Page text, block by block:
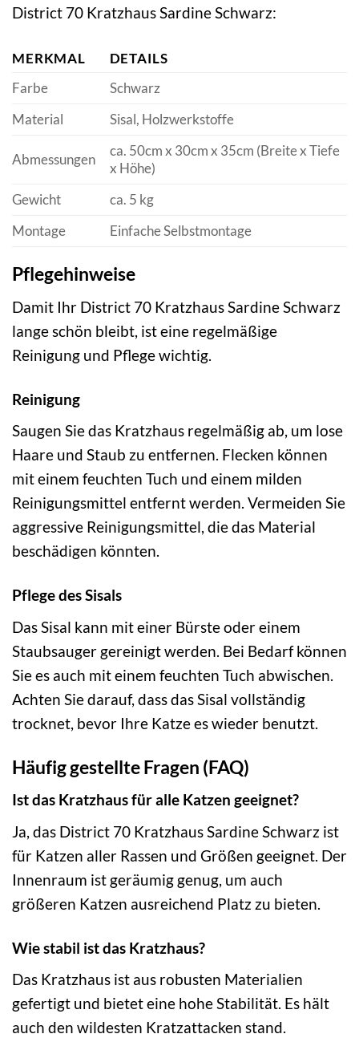
District 70 Kratzhaus Sardine Schwarz:
MERKMAL
DETAILS
Farbe
Schwarz
Material
Sisal, Holzwerkstoffe
Abmessungen
ca. 50cm x 30cm x 35cm (Breite x Tiefe
x Höhe)
Gewicht
ca. 5 kg
Montage
Einfache Selbstmontage
Pflegehinweise
Damit Ihr District 70 Kratzhaus Sardine Schwarz
lange schön bleibt, ist eine regelmäßige
Reinigung und Pflege wichtig.
Reinigung
Saugen Sie das Kratzhaus regelmäßig ab, um lose
Haare und Staub zu entfernen. Flecken können
mit einem feuchten Tuch und einem milden
Reinigungsmittel entfernt werden. Vermeiden Sie
aggressive Reinigungsmittel, die das Material
beschädigen könnten.
Pflege des Sisals
Das Sisal kann mit einer Bürste oder einem
Staubsauger gereinigt werden. Bei Bedarf können
Sie es auch mit einem feuchten Tuch abwischen.
Achten Sie darauf, dass das Sisal vollständig
trocknet, bevor Ihre Katze es wieder benutzt.
Häufig gestellte Fragen (FAQ)
Ist das Kratzhaus für alle Katzen geeignet?
Ja, das District 70 Kratzhaus Sardine Schwarz ist
für Katzen aller Rassen und Größen geeignet. Der
Innenraum ist geräumig genug, um auch
größeren Katzen ausreichend Platz zu bieten.
Wie stabil ist das Kratzhaus?
Das Kratzhaus ist aus robusten Materialien
gefertigt und bietet eine hohe Stabilität. Es hält
auch den wildesten Kratzattacken stand.